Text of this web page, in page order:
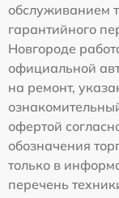
обслуживанием
гарантийного
Новгороде
официальной
на ремонт,
офертой
обозначения
только в
перечень